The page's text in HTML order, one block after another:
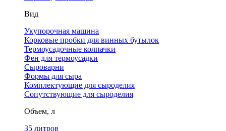
Вид
Укупорочная машина
Корковые пробки для винных бутылок
Термоусадочные колпачки
Фен для термоусадки
Сыроварни
Формы для сыра
Комплектующие для сыроделия
Сопутствующие для сыроделия
Объем, л
35 литров